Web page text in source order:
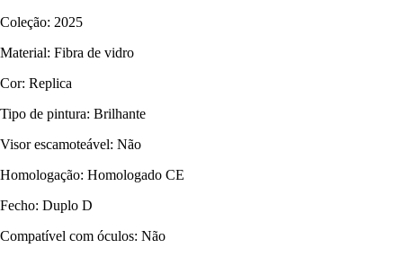
Coleção: 2025
Material: Fibra de vidro
Cor: Replica
Tipo de pintura: Brilhante
Visor escamoteável: Não
Homologação: Homologado CE
Fecho: Duplo D
Compatível com óculos: Não